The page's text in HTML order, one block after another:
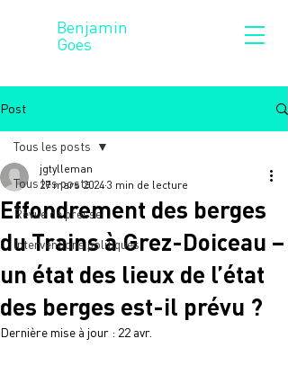
Benjamin
Goes
Post
Tous les posts
Revue de presse
Interventions politiques
Tous les posts
Effondrement des berges
du Trains à Grez-Doiceau –
un état des lieux de l’état
des berges est-il prévu ?
jgtylleman
27 mars 2024 3 min de lecture
Dernière mise à jour : 22 avr.